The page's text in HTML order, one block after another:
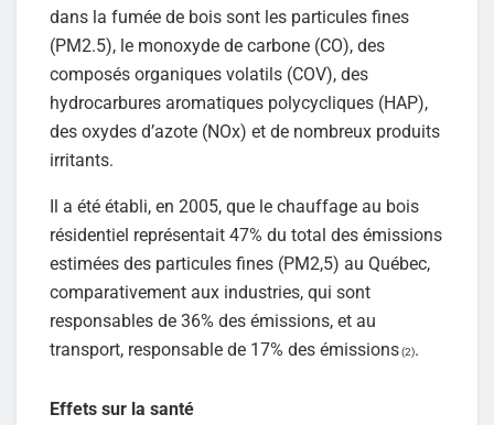
dans la fumée de bois sont les particules fines
(PM2.5), le monoxyde de carbone (CO), des
composés organiques volatils (COV), des
hydrocarbures aromatiques polycycliques (HAP),
des oxydes d’azote (NOx) et de nombreux produits
irritants.
Il a été établi, en 2005, que le chauffage au bois
résidentiel représentait 47% du total des émissions
estimées des particules fines (PM2,5) au Québec,
comparativement aux industries, qui sont
responsables de 36% des émissions, et au
transport, responsable de 17% des émissions(2).
Effets sur la santé